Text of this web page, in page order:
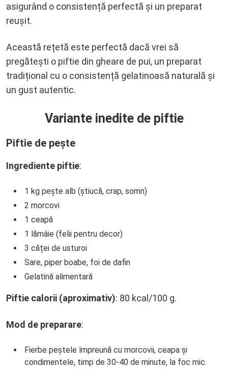
asigurând o consistență perfectă și un preparat
reușit.
Această rețetă este perfectă dacă vrei să
pregătești o piftie din gheare de pui, un preparat
tradițional cu o consistență gelatinoasă naturală și
un gust autentic.
Variante inedite de piftie
Piftie de pește
Ingrediente piftie:
1 kg pește alb (știucă, crap, somn)
2 morcovi
1 ceapă
1 lămâie (felii pentru decor)
3 căței de usturoi
Sare, piper boabe, foi de dafin
Gelatină alimentară
Piftie calorii (aproximativ): 80 kcal/100 g.
Mod de preparare:
Fierbe peștele împreună cu morcovii, ceapa și
condimentele, timp de 30-40 de minute, la foc mic.